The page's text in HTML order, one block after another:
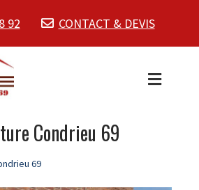
92 CONTACT & DEVIS
Condrieu 69
69